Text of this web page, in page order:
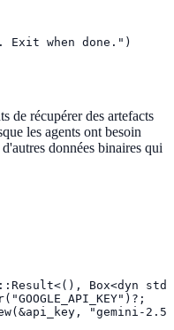
when done.")
de récupérer des artefacts
les agents ont besoin
données binaires qui
Box<dyn
"gemini-